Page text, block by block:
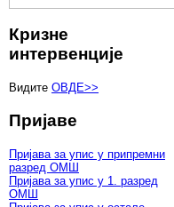
Кризне
интервенције
Видите ОВДЕ>>
Пријаве
Пријава за упис у припремни
разред ОМШ
Пријава за упис у 1. разред
ОМШ